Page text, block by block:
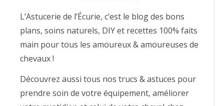
L’Astucerie de l’Écurie, c’est le blog des bons
plans, soins naturels, DIY et recettes 100% faits
main pour tous les amoureux & amoureuses de
chevaux !
Découvrez aussi tous nos trucs & astuces pour
prendre soin de votre équipement, améliorer